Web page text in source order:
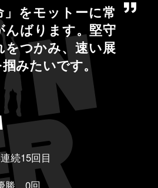
」をモットーに常
んばります。堅守
をつかみ、速い展
みたいです。
続15回目
勝 0回